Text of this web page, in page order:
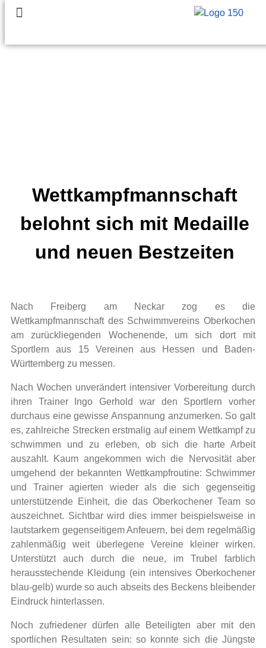
Wettkampfmannschaft
belohnt sich mit Medaille
und neuen Bestzeiten
Nach Freiberg am Neckar zog es die
Wettkampfmannschaft des Schwimmvereins Oberkochen
am zurückliegenden Wochenende, um sich dort mit
Sportlern aus 15 Vereinen aus Hessen und Baden-
Württemberg zu messen.
Nach Wochen unverändert intensiver Vorbereitung durch
ihren Trainer Ingo Gerhold war den Sportlern vorher
durchaus eine gewisse Anspannung anzumerken. So galt
es, zahlreiche Strecken erstmalig auf einem Wettkampf zu
schwimmen und zu erleben, ob sich die harte Arbeit
auszahlt. Kaum angekommen wich die Nervosität aber
umgehend der bekannten Wettkampfroutine: Schwimmer
und Trainer agierten wieder als die sich gegenseitig
unterstützende Einheit, die das Oberkochener Team so
auszeichnet. Sichtbar wird dies immer beispielsweise in
lautstarkem gegenseitigem Anfeuern, bei dem regelmäßig
zahlenmäßig weit überlegene Vereine kleiner wirken.
Unterstützt auch durch die neue, im Trubel farblich
herausstechende Kleidung (ein intensives Oberkochener
blau-gelb) wurde so auch abseits des Beckens bleibender
Eindruck hinterlassen.
Noch zufriedener dürfen alle Beteiligten aber mit den
sportlichen Resultaten sein: so konnte sich die Jüngste